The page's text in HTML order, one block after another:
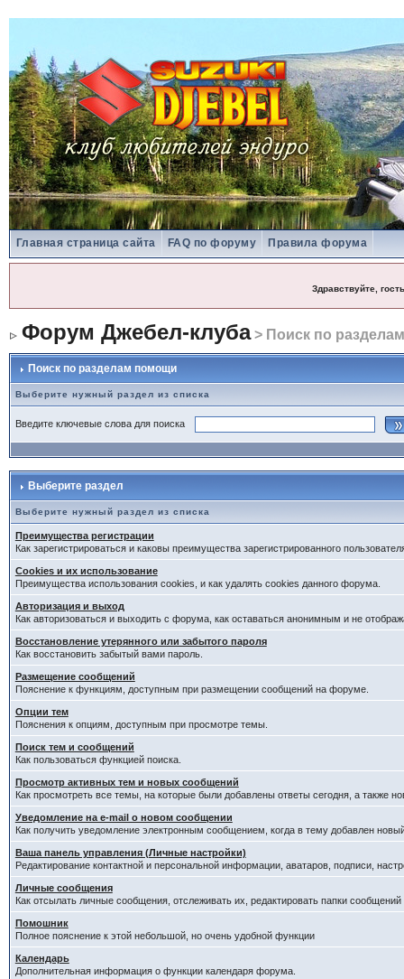
Главная страница сайта FAQ по форуму Правила форума
Здравствуйте, гость
Форум Джебел-клуба> Поиск по
Поиск по разделам помощи
Выберите нужный раздел из списка
Введите ключевые слова для поиска
Выберите раздел
Выберите нужный раздел из списка
Преимущества регистрации
Как зарегистрироваться и каковы преимущества зарегистрированного
Cookies и их использование
Преимущества использования cookies, и как удалять cookies данного форума.
Авторизация и выход
Как авторизоваться и выходить с форума, как оставаться анонимным и не
Восстановление утерянного или забытого пароля
Как восстановить забытый вами пароль.
Размещение сообщений
Пояснение к функциям, доступным при размещении сообщений на форуме.
Опции тем
Пояснения к опциям, доступным при просмотре темы.
Поиск тем и сообщений
Как пользоваться функцией поиска.
Просмотр активных тем и новых сообщений
Как просмотреть все темы, на которые были добавлены ответы сегодня, а также
Уведомление на е-mail о новом сообщении
Как получить уведомление электронным сообщением, когда в тему добавлен
Ваша панель управления (Личные настройки)
Редактирование контактной и персональной информации, аватаров, подписи,
Личные сообщения
Как отсылать личные сообщения, отслеживать их, редактировать папки
Помошник
Полное пояснение к этой небольшой, но очень удобной функции
Календарь
Дополнительная информация о функции календаря форума.